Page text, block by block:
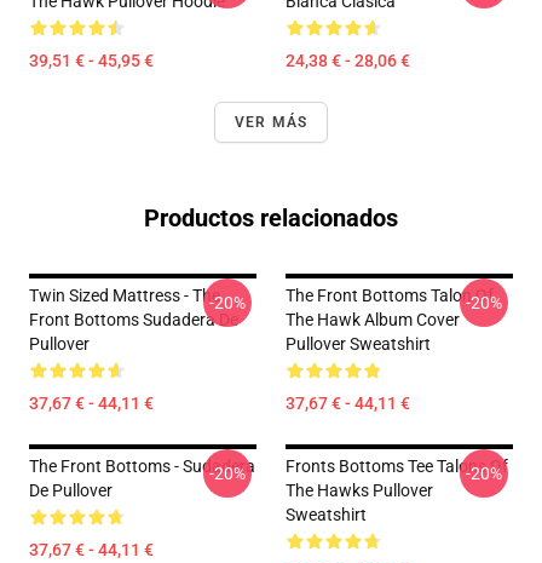
39,51 € - 45,95 € 24,38 € - 28,06 €
VER MÁS
Productos relacionados
Twin Sized Mattress - The
Front Bottoms Sudadera De
Pullover
37,67 € - 44,11 €
-20%
The Front Bottoms Talon Of
The Hawk Album Cover
Pullover Sweatshirt
37,67 € - 44,11 €
-20%
The Front Bottoms - Sudadera
De Pullover
37,67 € - 44,11 €
-20%
Fronts Bottoms Tee Talons Of
The Hawks Pullover
Sweatshirt
-20%